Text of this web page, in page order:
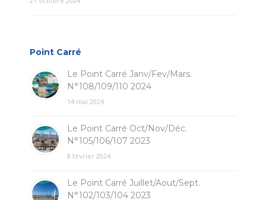
Point Carré
Le Point Carré Janv/Fev/Mars.
N°108/109/110 2024
14 mai 2024
Le Point Carré Oct/Nov/Déc.
N°105/106/107 2023
8 février 2024
Le Point Carré Juillet/Aout/Sept.
N°102/103/104 2023